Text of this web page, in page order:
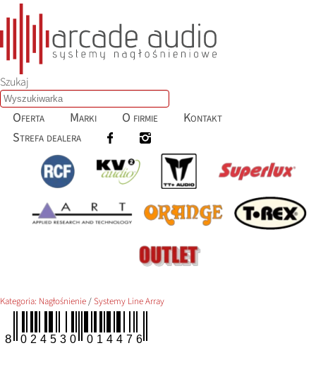
Szukaj
Oferta Marki O firmie
Kontakt
Strefa dealera
Kategoria: Nagłośnienie/Systemy Line Array